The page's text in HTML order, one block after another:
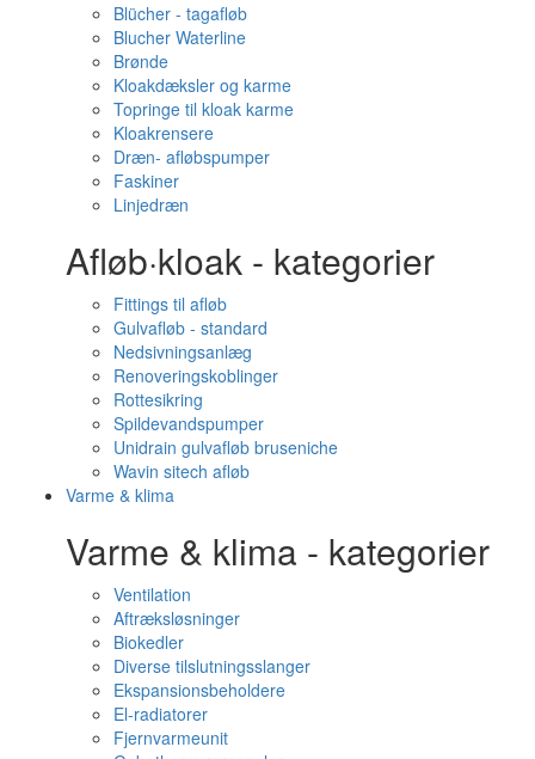
Blücher - tagafløb
Blucher Waterline
Brønde
Kloakdæksler og karme
Topringe til kloak karme
Kloakrensere
Dræn- afløbspumper
Faskiner
Linjedræn
Afløb·kloak - kategorier
Fittings til afløb
Gulvafløb - standard
Nedsivningsanlæg
Renoveringskoblinger
Rottesikring
Spildevandspumper
Unidrain gulvafløb bruseniche
Wavin sitech afløb
Varme & klima
Varme & klima - kategorier
Ventilation
Aftræksløsninger
Biokedler
Diverse tilslutningsslanger
Ekspansionsbeholdere
El-radiatorer
Fjernvarmeunit